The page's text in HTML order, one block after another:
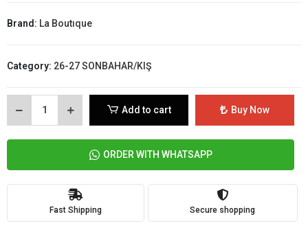
Brand: La Boutıque
Category: 26-27 SONBAHAR/KIŞ
Add to cart Buy Now
ORDER WITH WHATSAPP
Fast Shipping Secure shopping